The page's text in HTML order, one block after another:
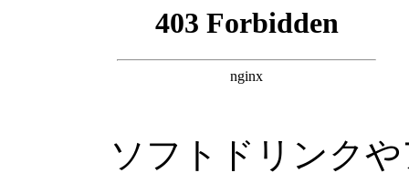
ソフトドリンク